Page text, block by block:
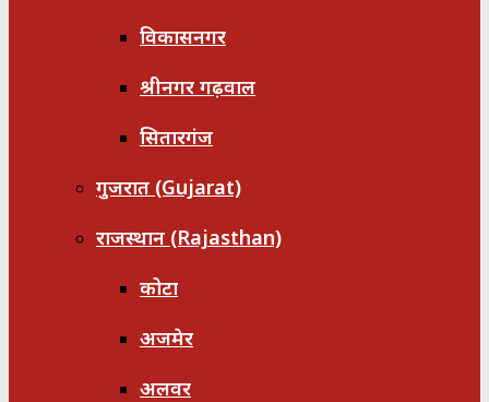
विकासनगर
श्रीनगर गढ़वाल
सितारगंज
गुजरात (Gujarat)
राजस्थान (Rajasthan)
कोटा
अजमेर
अलवर